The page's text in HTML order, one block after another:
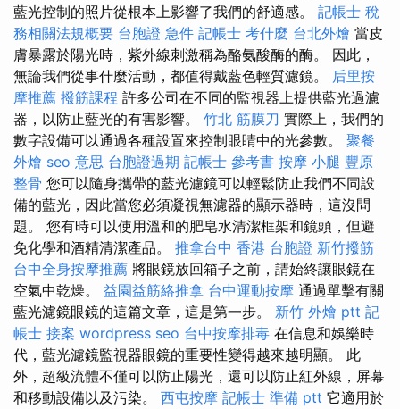
藍光控制的照片從根本上影響了我們的舒適感。 記帳士 稅
務相關法規概要 台胞證 急件 記帳士 考什麼 台北外燴 當皮
膚暴露於陽光時，紫外線刺激稱為酪氨酸酶的酶。 因此，
無論我們從事什麼活動，都值得戴藍色輕質濾鏡。 后里按
摩推薦 撥筋課程 許多公司在不同的監視器上提供藍光過濾
器，以防止藍光的有害影響。 竹北 筋膜刀 實際上，我們的
數字設備可以通過各種設置來控制眼睛中的光參數。 聚餐
外燴 seo 意思 台胞證過期 記帳士 參考書 按摩 小腿 豐原
整骨 您可以隨身攜帶的藍光濾鏡可以輕鬆防止我們不同設
備的藍光，因此當您必須凝視無濾器的顯示器時，這沒問
題。 您有時可以使用溫和的肥皂水清潔框架和鏡頭，但避
免化學和酒精清潔產品。 推拿台中 香港 台胞證 新竹撥筋
台中全身按摩推薦 將眼鏡放回箱子之前，請始終讓眼鏡在
空氣中乾燥。 益園益筋絡推拿 台中運動按摩 通過單擊有關
藍光濾鏡眼鏡的這篇文章，這是第一步。 新竹 外燴 ptt 記
帳士 接案 wordpress seo 台中按摩排毒 在信息和娛樂時
代，藍光濾鏡監視器眼鏡的重要性變得越來越明顯。 此
外，超級流體不僅可以防止陽光，還可以防止紅外線，屏幕
和移動設備以及污染。 西屯按摩 記帳士 準備 ptt 它適用於